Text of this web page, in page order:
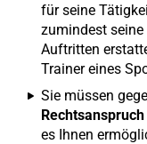
für seine
zumindest seine
Auftritten
Trainer eines
Sie müssen
es Ihnen